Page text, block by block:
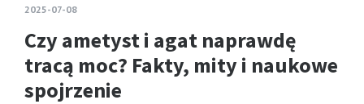
2025-07-08
Czy ametyst i agat naprawdę
tracą moc? Fakty, mity i naukowe
spojrzenie